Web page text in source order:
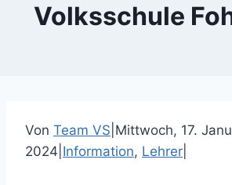
Volksschule
Von Team VS Mittwoch, 17.
2024 Information, Lehrer